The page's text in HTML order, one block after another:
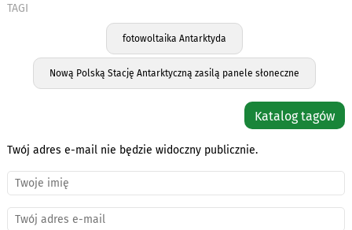
TAGI
fotowoltaika Antarktyda
Nową Polską Stację Antarktyczną zasilą panele słoneczne
Katalog tagów
Twój adres e-mail nie będzie widoczny publicznie.